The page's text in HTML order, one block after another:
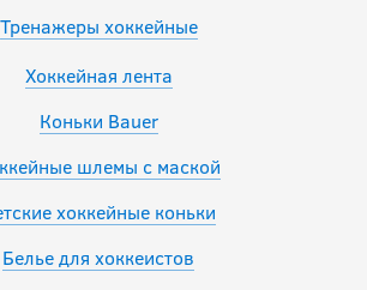
Тренажеры хоккейные
Хоккейная лента
Коньки Bauer
шлемы с маской
хоккейные коньки
Белье для хоккеистов